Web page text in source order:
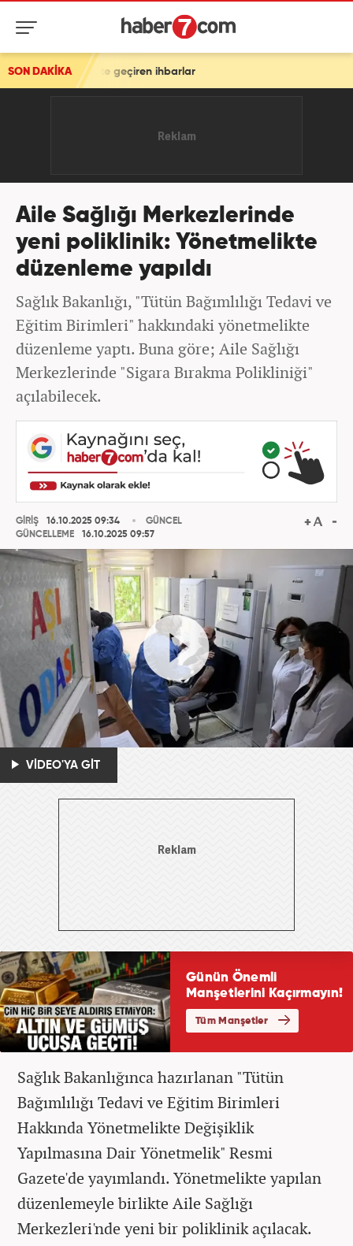
SON DAKİKA
geçiren ihbarlar
Aile Sağlığı Merkezlerinde
yeni poliklinik: Yönetmelikte
düzenleme yapıldı
Sağlık Bakanlığı, "Tütün Bağımlılığı Tedavi ve
Eğitim Birimleri" hakkındaki yönetmelikte
düzenleme yaptı. Buna göre; Aile Sağlığı
Merkezlerinde "Sigara Bırakma Polikliniği"
açılabilecek.
GİRİŞ
16.10.2025 09:34
GÜNCELLEME
16.10.2025 09:57
GÜNCEL
VİDEO'YA GİT
Sağlık Bakanlığınca hazırlanan "Tütün
Bağımlılığı Tedavi ve Eğitim Birimleri
Hakkında Yönetmelikte Değişiklik
Yapılmasına Dair Yönetmelik" Resmi
Gazete'de yayımlandı. Yönetmelikte yapılan
düzenlemeyle birlikte Aile Sağlığı
Merkezleri'nde yeni bir poliklinik açılacak.